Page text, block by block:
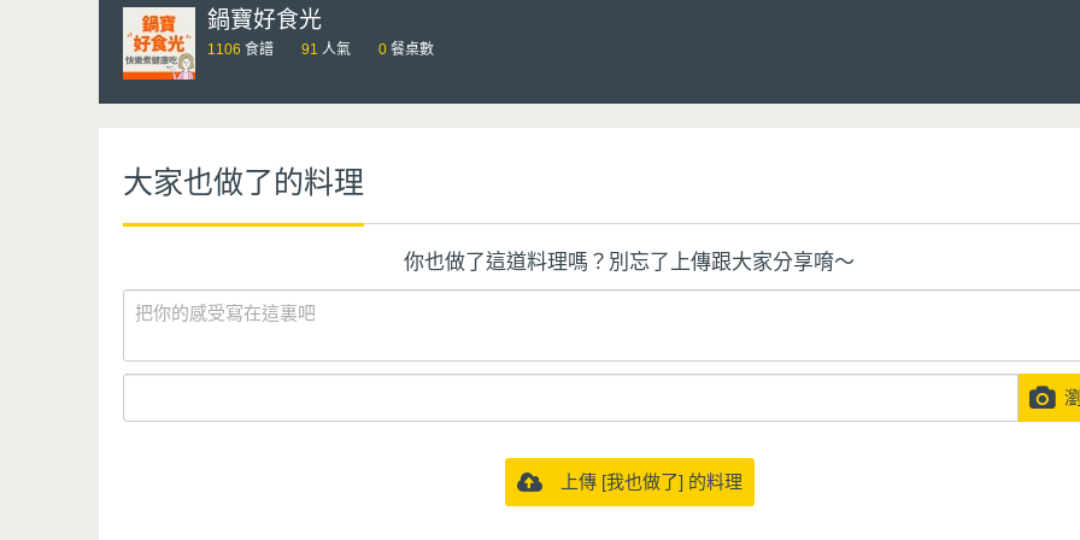
鍋寶好食光
1106 食譜 91 人氣 0 餐桌數
大家也做了的料理
你也做了這道料理嗎？別忘了上傳跟大家分享唷～
上傳 [我也做了] 的料理